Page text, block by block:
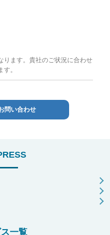
ます。貴社のご状況に合わせ
。
問い合わせ
一覧